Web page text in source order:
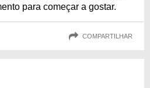
para começar a gostar.
COMPARTILHAR